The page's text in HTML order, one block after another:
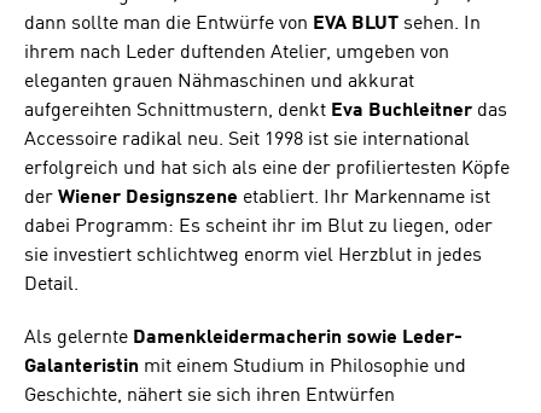
dann sollte man die Entwürfe von EVA BLUT sehen. In
ihrem nach Leder duftenden Atelier, umgeben von
eleganten grauen Nähmaschinen und akkurat
aufgereihten Schnittmustern, denkt Eva Buchleitner das
Accessoire radikal neu. Seit 1998 ist sie international
erfolgreich und hat sich als eine der profiliertesten Köpfe
der Wiener Designszene etabliert. Ihr Markenname ist
dabei Programm: Es scheint ihr im Blut zu liegen, oder
sie investiert schlichtweg enorm viel Herzblut in jedes
Detail.
Als gelernte Damenkleidermacherin sowie Leder-
Galanteristin mit einem Studium in Philosophie und
Geschichte, nähert sie sich ihren Entwürfen